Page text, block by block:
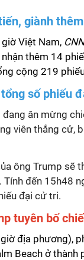
giành
Việt Nam, CNN
thêm 14
cộng 219
số phiếu
ăn mừng
viên thắng cử,
ông Trump sẽ
đến 15h48
đại cử tri.
tuyên bố
địa phương),
Beach ở thành